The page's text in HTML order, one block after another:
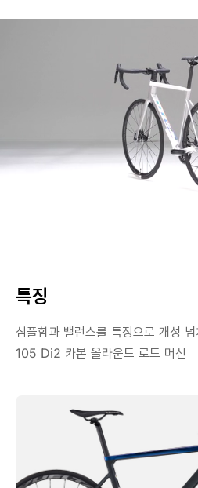
특징
심플함과 밸런스를 특징으로 개성
105 Di2 카본 올라운드 로드 머신